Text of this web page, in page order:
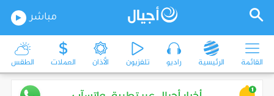
مباشر
القائمة الرئيسية راديو تلفزيون الأذان العملات الطقس